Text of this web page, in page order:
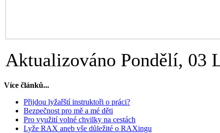
Aktualizováno Pondělí, 03
Více článků...
Přijdou lyžařští instruktoři o práci?
Bezpečnost pro mě a mé děti
Pro využití volné chvilky na cestách
Lyže RAX aneb vše důležité o RAXingu